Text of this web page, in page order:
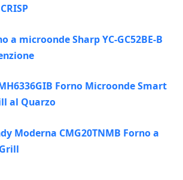
a microonde Sharp YC-GC52BE-B
Forno Microonde Smart
al Quarzo
Moderna CMG20TNMB Forno a